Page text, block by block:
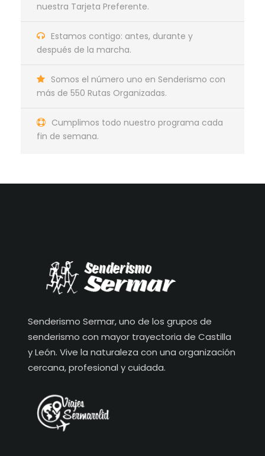
nuestra Tarjeta Preferente.
Estamos contigo: antes, durante y
después de la marcha.
Somos el número uno en Senderismo con
más de 550 Rutas Organizadas.
Cumplimos todo nuestro programa cada
fin de semana.
Senderismo Sermar, uno de los grupos de
senderismo con mayor trayectoria de Castilla
y León. Vive la naturaleza con una organización
cercana, profesional y cuidada.